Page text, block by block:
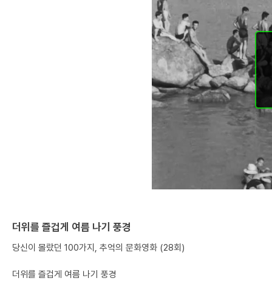
더위를 즐겁게 여름 나기 풍경
당신이 몰랐던 100가지, 추억의 문화영화 (28회)
더위를 즐겁게 여름 나기 풍경